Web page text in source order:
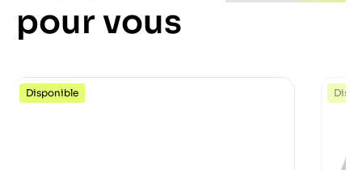
pour vous
Disponible